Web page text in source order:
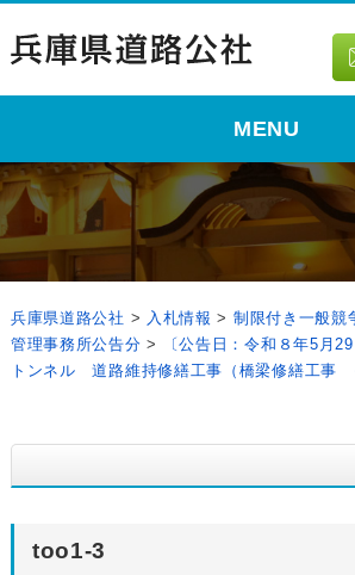
MENU
兵庫県道路公社 > 入札情報 > 制限付き一般競
管理事務所公告分 >
〔公告日：令和８年5月
トンネル 道路維持修繕工事（橋梁修繕工事
too1-3